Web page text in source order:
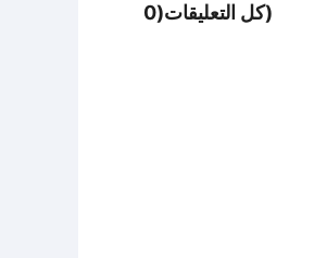
كل التعليقات(0)